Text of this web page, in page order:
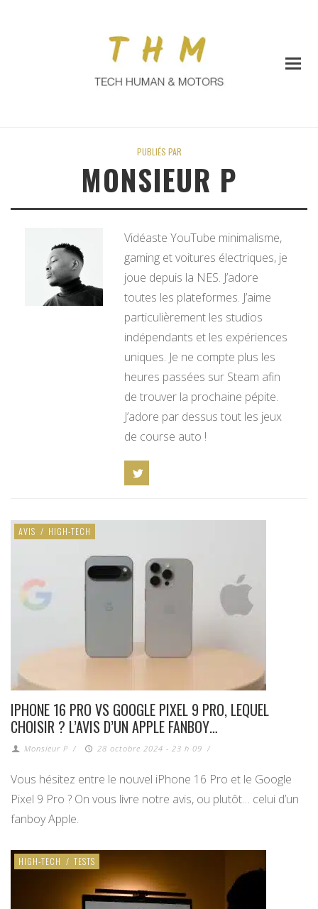
PUBLIÉS PAR
MONSIEUR P
Vidéaste YouTube minimalisme,
gaming et voitures électriques, je
joue depuis la NES. J’adore
toutes les plateformes. J’aime
particulièrement les studios
indépendants et les expériences
uniques. Je ne compte plus les
heures passées sur Steam afin
de trouver la prochaine pépite.
J’adore par dessus tout les jeux
de course auto !
AVIS / HIGH-TECH
IPHONE 16 PRO VS GOOGLE PIXEL 9 PRO, LEQUEL
CHOISIR ? L’AVIS D’UN APPLE FANBOY…
Monsieur P / 28 octobre 2024 - 23 h 09 /
Vous hésitez entre le nouvel iPhone 16 Pro et le Google
Pixel 9 Pro ? On vous livre notre avis, ou plutôt… celui d’un
fanboy Apple.
HIGH-TECH / TESTS